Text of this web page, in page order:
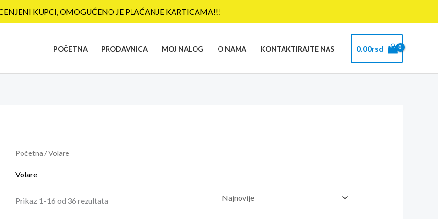
KUPCI, OMOGUĆENO JE PLAĆANJE KARTICAMA!!!
POČETNA PRODAVNICA MOJ NALOG O NAMA KONTAKTIRAJTE NAS 0.00rsd
Početna / Volare
Volare
Prikaz 1–16 od 36 rezultata